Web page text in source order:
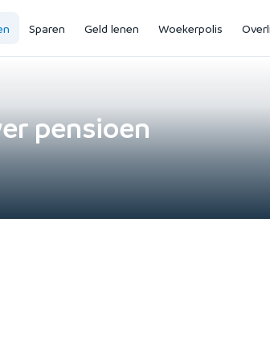
Sparen Geld lenen Woekerpolis
pensioen